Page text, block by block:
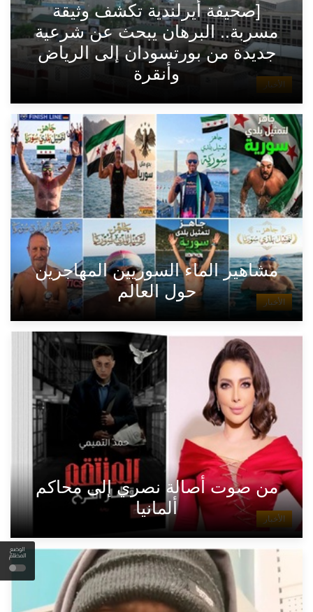
الوضع
المظلم
الأخبار
[صحيفة أيرلندية تكشف وثيقة
مسربة.. البرهان يبحث عن شرعية
جديدة من بورتسودان إلى الرياض
وأنقرة
الأخبار
مشاهير الماء السوريين المهاجرين
حول العالم
الأخبار
من صوت أصالة نصري إلى محاكم
ألمانيا